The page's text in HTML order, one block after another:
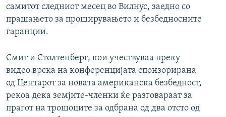
самитот следниот месец во Вилнус, заедно со
прашањето за проширувањето и безбедносните
гаранции.
Смит и Столтенберг, кои учествуваа преку
видео врска на конференцијата спонзорирана
од Центарот за новата американска безбедност,
рекоа дека земјите-членки ќе разговараат за
прагот на трошоците за одбрана од два отсто од